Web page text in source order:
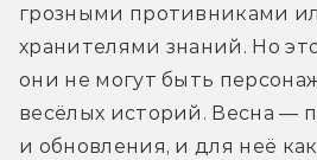
грозными противниками
хранителями знаний. Но
они не могут быть
весёлых историй. Весна —
и обновления, и для неё